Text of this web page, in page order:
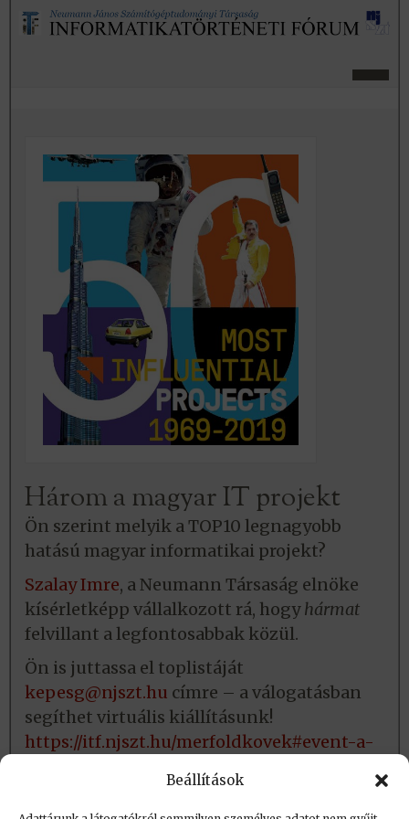
Beállítások
Három a magyar IT projekt
Ön szerint melyik a TOP10 legnagyobb
hatású magyar informatikai projekt?
Szalay Imre, a Neumann Társaság elnöke
kísérletképp vállalkozott rá, hogyhármat
felvillant a legfontosabbak közül.
Ön is juttassa el toplistáját
kepesg@njszt.hu címre – a válogatásban
segíthet virtuális kiállításunk!
https://itf.njszt.hu/merfoldkovek#event-a-